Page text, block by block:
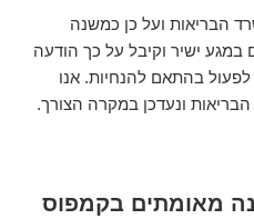
הבריאות ועל כן כמשנה
במגע ישיר וקיבל על כך הודעה
בהתאם להנחיות. אנו
ונעדכן במקרה הצורך.
מאומתים בקמפוס